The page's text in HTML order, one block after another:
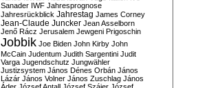
Sanader IWF Jahresprognose
Jahresrückblick Jahrestag James Corney
Jean-Claude Juncker Jean Asselborn
Jenő Rácz Jerusalem Jewgeni Prigoschin
Jobbik Joe Biden John Kirby John
McCain Judentum Judith Sargentini Judit
Varga Jugendschutz Jungwähler
Justizsystem János Dénes Orbán János
Lázár János Volner János Zuschlag János